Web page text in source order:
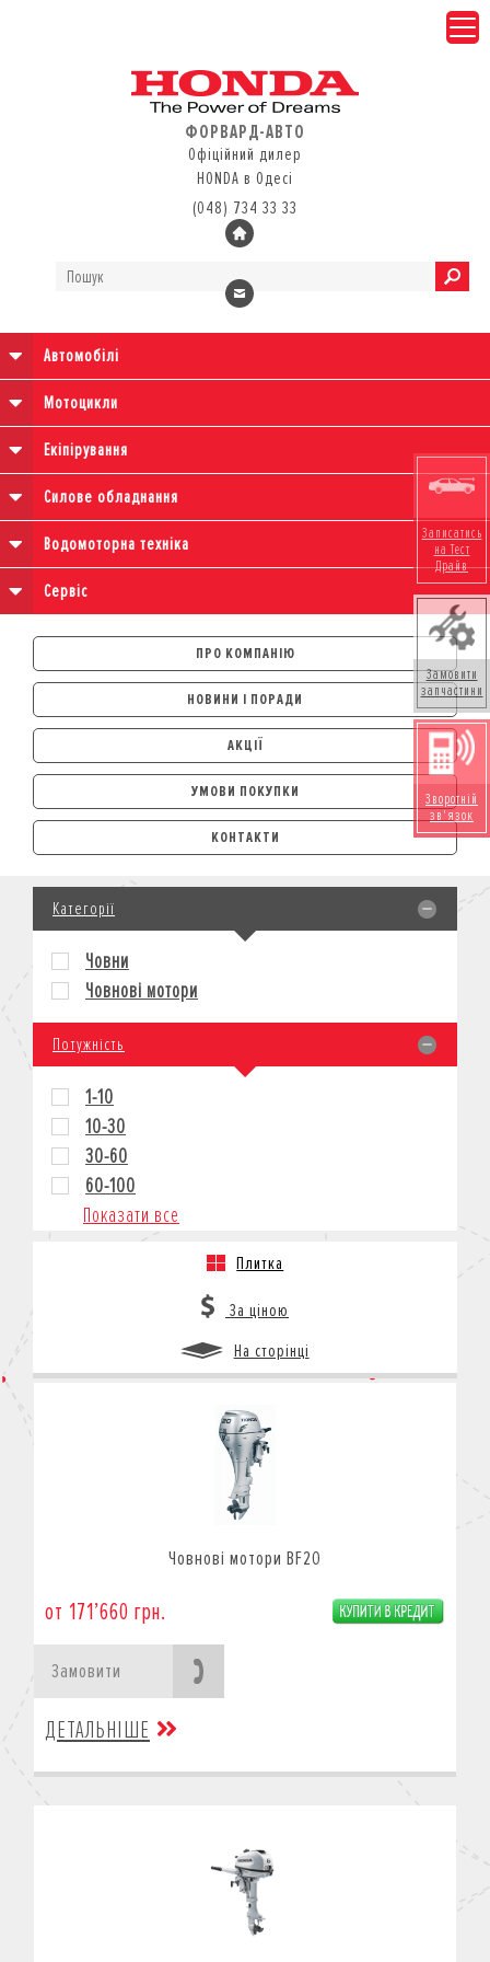
ФОРВАРД-АВТО
Офіційний дилер
HONDA в Одесі
(048) 734 33 33
Автомобілі
Мотоцикли
Екіпірування
Силове обладнання
Водомоторна техніка
Сервіс
ПРО КОМПАНІЮ
НОВИНИ І ПОРАДИ
АКЦІЇ
УМОВИ ПОКУПКИ
АВТОМОБІЛІ
ЛІЗИНГ
КРЕДИТ
СТРАХУВАННЯ
КОРПОРАТИВНИМ КЛІЄНТАМ
МОТОЦИКЛИ
СТРАХУВАННЯ
КОРПОРАТИВНИМ КЛІЄНТАМ
КОНТАКТИ
Записатись
на Тест
Драйв
Замовити
запчастини
Зворотній
зв'язок
Категорії
Човни
Човнові мотори
Потужність
1-10
10-30
30-60
60-100
Показати все
Плитка
За ціною
На сторінці
Човнові мотори BF20
от 171’660 грн.
Замовити
ДЕТАЛЬНІШЕ